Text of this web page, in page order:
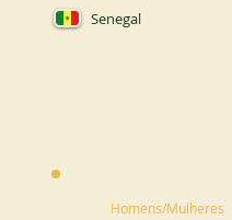
Senegal
Homens/Mulheres